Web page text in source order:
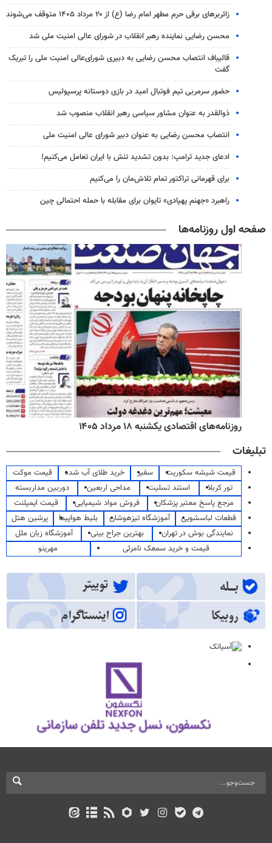
زائربرهای برقی حرم مطهر امام رضا (ع) از ۲۰ مرداد ۱۴۰۵ متوقف می‌شوند
محسن رضایی نماینده رهبر انقلاب در شورای عالی امنیت ملی شد
قالیباف انتصاب محسن رضایی به دبیری شورای‌عالی امنیت ملی را تبریک
گفت
حضور سرمربی تیم فوتبال امید در بازی دوستانه پرسپولیس
ذوالقدر به عنوان مشاور سیاسی رهبر انقلاب منصوب شد
انتصاب محسن رضایی به عنوان دبیر شورای عالی امنیت ملی
ادعای جدید ترامپ: بدون تشدید تنش با ایران تعامل می‌کنیم!
برای قهرمانی تراکتور تمام تلاش‌مان را می‌کنیم
راهبرد «جهنم پهپادی» تایوان برای مقابله با حمله احتمالی چین
صفحه اول روزنامه‌ها
روزنامه‌های اقتصادی یکشنبه ۱۸ مرداد ۱۴۰۵
تبلیغات
قیمت شیشه سکوریت سفیر خرید طلای آب شده
قیمت موکت
تور کربلا
استند تسلیت مداحی اربعین
دوربین مداربسته
مرجع پاسخ معتبر پزشکان
فروش مواد شیمیایی
قیمت ایمپلنت
قطعات لباسشویی
آموزشگاه تیزهوشان بلیط هواپیما
پرشین هتل
نمایندگی بوش در تهران
بهترین جراح بینی
آموزشگاه زبان ملل
قیمت و خرید سمعک نامرئی
مهرینو